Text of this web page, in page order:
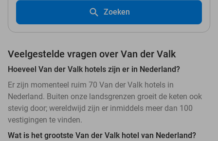
Zoeken
Veelgestelde vragen over Van der Valk
Hoeveel Van der Valk hotels zijn er in Nederland?
Er zijn momenteel ruim 70 Van der Valk hotels in
Nederland. Buiten onze landsgrenzen groeit de keten ook
stevig door; wereldwijd zijn er inmiddels meer dan 100
vestigingen te vinden.
Wat is het grootste Van der Valk hotel van Nederland?